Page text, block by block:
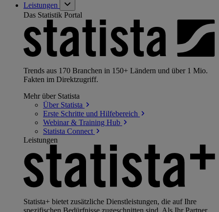
Leistungen
Das Statistik Portal
Trends aus 170 Branchen in 150+ Ländern und über 1 Mio.
Fakten im Direktzugriff.
Mehr über Statista
Über Statista
Erste Schritte und Hilfebereich
Webinar & Training Hub
Statista Connect
Leistungen
Statista+ bietet zusätzliche Dienstleistungen, die auf Ihre
spezifischen Bedürfnisse zugeschnitten sind. Als Ihr Partner